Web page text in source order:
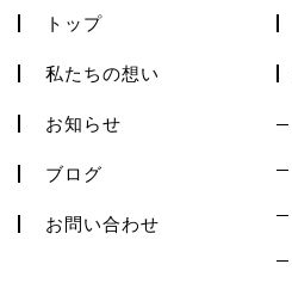
トップ
私たちの想い
お知らせ
ブログ
お問い合わせ